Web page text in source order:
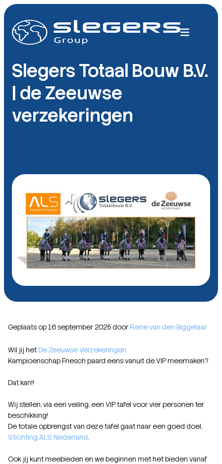
Slegers Totaal Bouw B.V.
| de Zeeuwse
verzekeringen
Geplaats op 16 september 2025 door Rene van den Biggelaar
Wil jij het De Zeeuwse Verzekeringen
Kampioenschap Friesch paard eens vanuit de VIP meemaken?
Dat kan!!
Wij stellen, via een veiling, een VIP tafel voor vier personen ter
beschikking!
De totale opbrengst van deze tafel gaat naar een goed doel,
Stichting ALS Nederland.
Ook jij kunt meebieden en we beginnen met het bieden vanaf